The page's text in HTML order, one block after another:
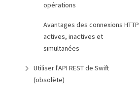
opérations
Avantages des connexions HTTP
actives, inactives et
simultanées
Utiliser l'API REST de Swift
(obsolète)